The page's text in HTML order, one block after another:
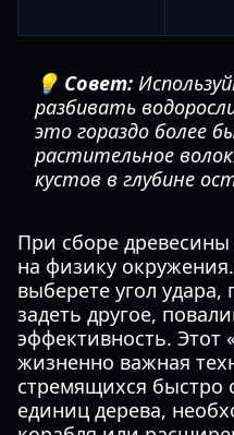
💡 Совет:
разбивать
это гораздо более
растительное
кустов в глубине
При сборе
на физику
выберете угол
задеть другое,
эффективность.
жизненно важная
стремящихся быстро
единиц дерева,